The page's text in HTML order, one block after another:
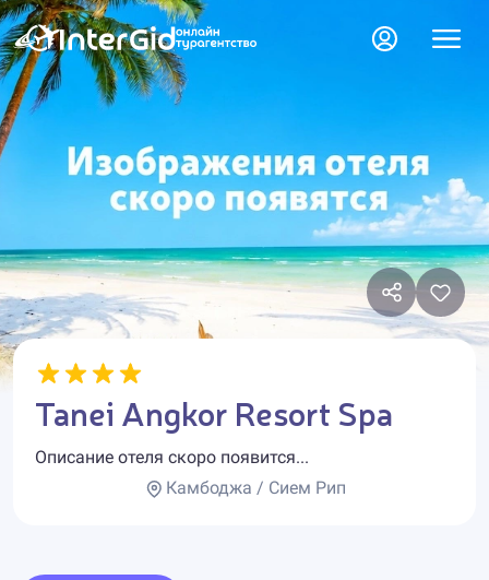
Tanei Angkor Resort Spa
Описание отеля скоро появится...
Камбоджа / Сием Рип